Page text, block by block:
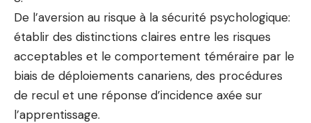
De l’aversion au risque à la sécurité psychologique:
établir des distinctions claires entre les risques
acceptables et le comportement téméraire par le
biais de déploiements canariens, des procédures
de recul et une réponse d’incidence axée sur
l’apprentissage.